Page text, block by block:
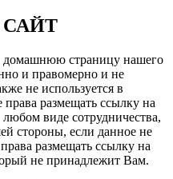
домашнюю страницу нашего
и правомерно и не
не используется в
размещать ссылку на
виде сотрудничества,
стороны, если данное не
размещать ссылку на
не принадлежит Вам.